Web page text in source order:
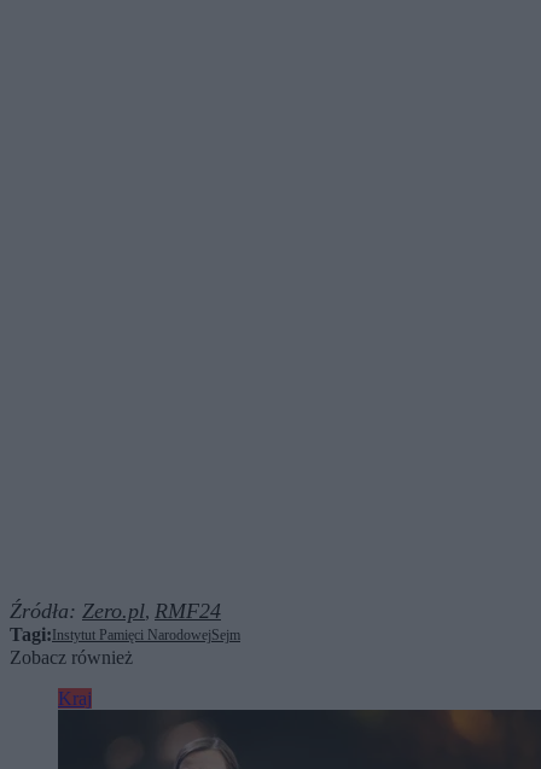
Źródła: Zero.pl, RMF24
Tagi: Instytut Pamięci NarodowejSejm
Zobacz również
Kraj